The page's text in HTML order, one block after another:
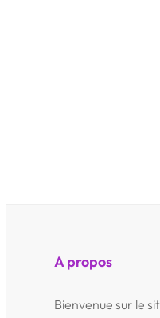
A propos
Bienvenue sur le